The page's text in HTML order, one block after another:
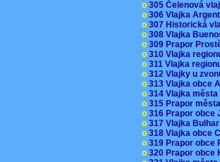
o 305 Čelenová
o 306 Vlajka
o 307 Historická
o 308 Vlajka
o 309 Prapor
o 310 Vlajka
o 311 Vlajka
o 312 Vlajky u
o 313 Vlajka obce
o 314 Vlajka města
o 315 Prapor
o 316 Prapor obce
o 317 Vlajka
o 318 Vlajka obce
o 319 Prapor obce
o 320 Prapor obce